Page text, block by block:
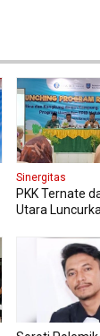
Sinergitas
PKK Ternate
Utara
Pangan